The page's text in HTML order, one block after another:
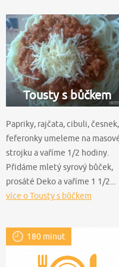
Tousty s bůčkem
Papriky, rajčata, cibuli, česnek,
feferonky umeleme na
strojku a vaříme 1/2 hodiny.
Přidáme mletý syrový bůček,
prosáté Deko a vaříme 1 1/2...
více o Tousty s bůčkem
180 minut